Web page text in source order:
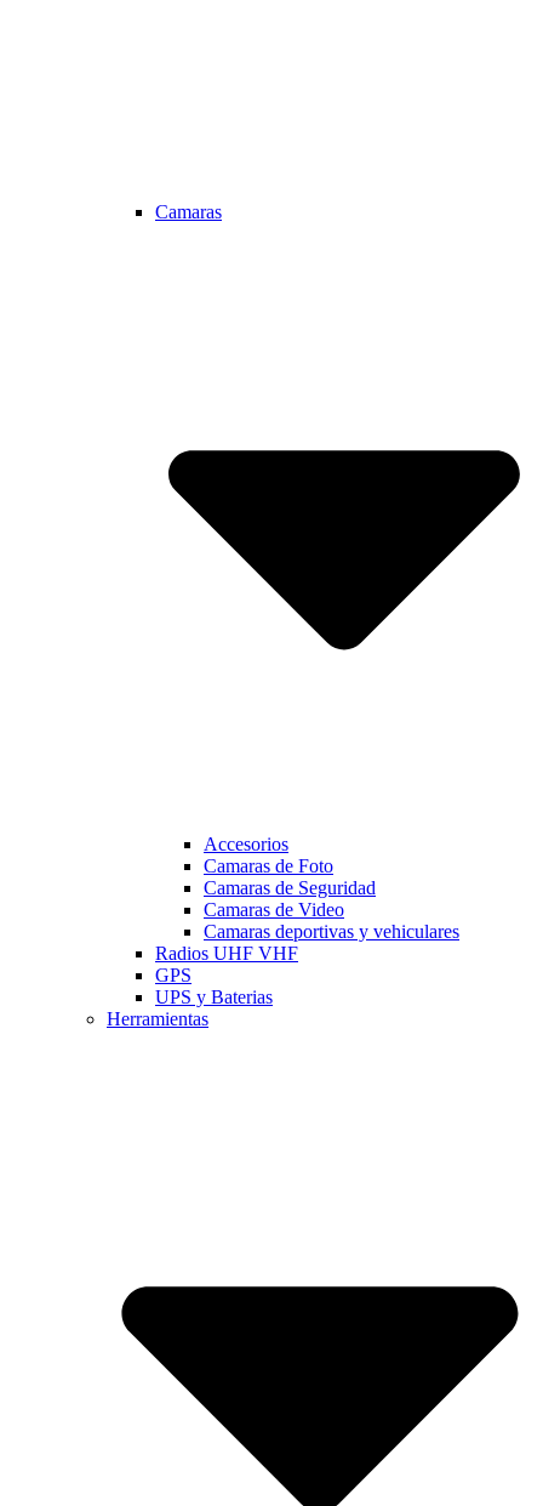
Camaras
Accesorios
Camaras de Foto
Camaras de Seguridad
Camaras de Video
Camaras deportivas y vehiculares
Radios UHF VHF
GPS
UPS y Baterias
Herramientas